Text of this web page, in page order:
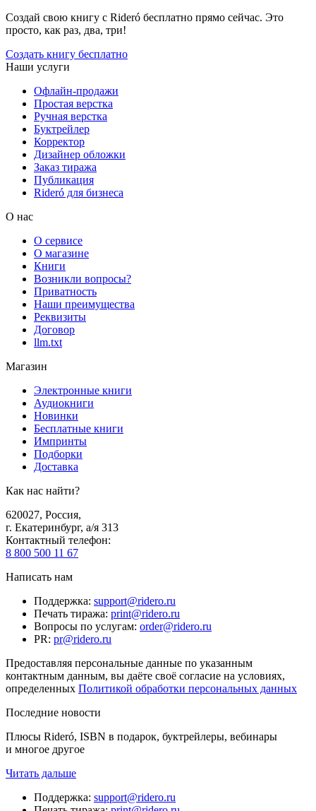
Создай свою книгу с Rideró бесплатно прямо сейчас. Это
просто, как раз, два, три!
Создать книгу бесплатно
Наши услуги
Офлайн-продажи
Простая верстка
Ручная верстка
Буктрейлер
Корректор
Дизайнер обложки
Заказ тиража
Публикация
Rideró для бизнеса
О нас
О сервисе
О магазине
Книги
Возникли вопросы?
Приватность
Наши преимущества
Реквизиты
Договор
llm.txt
Магазин
Электронные книги
Аудиокниги
Новинки
Бесплатные книги
Импринты
Подборки
Доставка
Как нас найти?
620027, Россия,
г. Екатеринбург, а/я 313
Контактный телефон:
8 800 500 11 67
Написать нам
Поддержка: support@ridero.ru
Печать тиража: print@ridero.ru
Вопросы по услугам: order@ridero.ru
PR: pr@ridero.ru
Предоставляя персональные данные по указанным
контактным данным, вы даёте своё согласие на условиях,
определенных Политикой обработки персональных данных
Последние новости
Плюсы Rideró, ISBN в подарок, буктрейлеры, вебинары
и многое другое
Читать дальше
Поддержка: support@ridero.ru